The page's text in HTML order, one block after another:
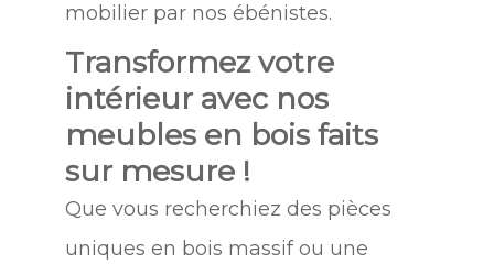
mobilier par nos ébénistes.
Transformez votre
intérieur avec nos
meubles en bois faits
sur mesure !
Que vous recherchiez des pièces
uniques en bois massif ou une